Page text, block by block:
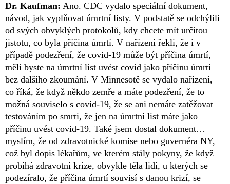
Dr. Kaufman: Ano. CDC vydalo speciální dokument,
návod, jak vyplňovat úmrtní listy. V podstatě se odchýlili
od svých obvyklých protokolů, kdy chcete mít určitou
jistotu, co byla příčina úmrtí. V nařízení řekli, že i v
případě podezření, že covid-19 může být příčina úmrtí,
měli byste na úmrtní list uvést covid jako příčinu úmrtí
bez dalšího zkoumání. V Minnesotě se vydalo nařízení,
co říká, že když někdo zemře a máte podezření, že to
možná souviselo s covid-19, že se ani nemáte zatěžovat
testováním po smrti, že jen na úmrtní list máte jako
příčinu uvést covid-19. Také jsem dostal dokument…
myslím, že od zdravotnické komise nebo guvernéra NY,
což byl dopis lékařům, ve kterém stály pokyny, že když
probíhá zdravotní krize, obvykle těla lidí, u kterých se
podezíralo, že příčina úmrtí souvisí s danou krizí, se